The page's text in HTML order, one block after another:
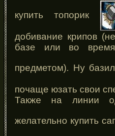
купить топорик
добивание крипов
базе или во
предметом). Ну
почаще юзать свои
Также на линии
желательно купить